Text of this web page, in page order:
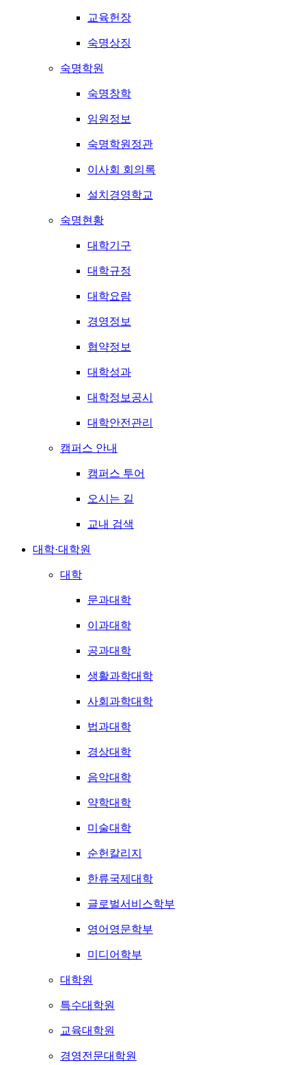
교육헌장
숙명상징
숙명학원
숙명창학
임원정보
숙명학원정관
이사회 회의록
설치경영학교
숙명현황
대학기구
대학규정
대학요람
경영정보
협약정보
대학성과
대학정보공시
대학안전관리
캠퍼스 안내
캠퍼스 투어
오시는 길
교내 검색
대학·대학원
대학
문과대학
이과대학
공과대학
생활과학대학
사회과학대학
법과대학
경상대학
음악대학
약학대학
미술대학
순헌칼리지
한류국제대학
글로벌서비스학부
영어영문학부
미디어학부
대학원
특수대학원
교육대학원
경영전문대학원